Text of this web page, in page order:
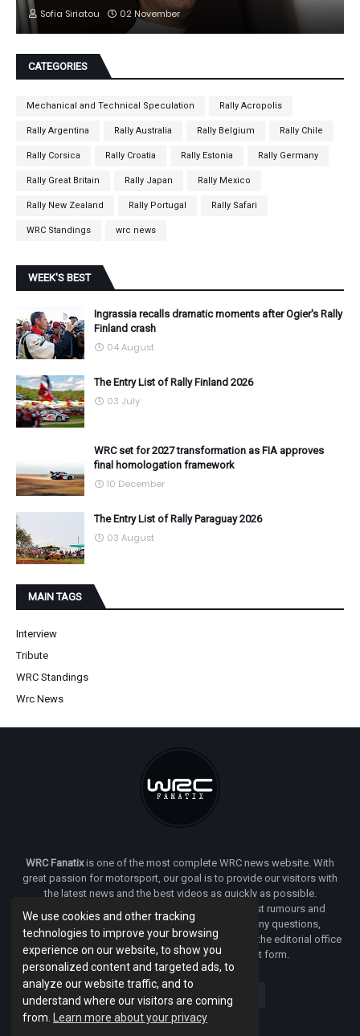
We use cookies and other tracking
technologies to improve your browsing
experience on our website, to show you
personalized content and targeted ads, to
analyze our website traffic, and to
understand where our visitors are coming
from.
Learn more about your privacy
Sofia Siriatou 02 November
CATEGORIES
Mechanical and Technical Speculation Rally Acropolis
Rally Argentina Rally Australia Rally Belgium Rally Chile
Rally Corsica Rally Croatia Rally Estonia Rally Germany
Rally Great Britain Rally Japan Rally Mexico
Rally New Zealand Rally Portugal Rally Safari
WRC Standings wrc news
WEEK'S BEST
Ingrassia recalls dramatic moments after Ogier's Rally
Finland crash
04 August
The Entry List of Rally Finland 2026
03 July
WRC set for 2027 transformation as FIA approves
final homologation framework
10 December
The Entry List of Rally Paraguay 2026
03 August
MAIN TAGS
Interview
Tribute
WRC Standings
Wrc News
WRC Fanatixis one of the most complete WRC news website. With
great passion for motorsport, our goal is to provide our visitors with
the latest news and the best videos as quickly as possible.
Additionally, you will find our opinion on the latest rumours and
developments everywhere we can. If you have any questions,
comments or complaints and would like to contact the editorial office
ofWRC FANATIXyou can use our contact form.